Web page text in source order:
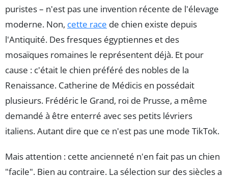
puristes – n'est pas une invention récente de l'élevage
moderne. Non, cette race de chien existe depuis
l'Antiquité. Des fresques égyptiennes et des
mosaïques romaines le représentent déjà. Et pour
cause : c'était le chien préféré des nobles de la
Renaissance. Catherine de Médicis en possédait
plusieurs. Frédéric le Grand, roi de Prusse, a même
demandé à être enterré avec ses petits lévriers
italiens. Autant dire que ce n'est pas une mode TikTok.
Mais attention : cette ancienneté n'en fait pas un chien
"facile". Bien au contraire. La sélection sur des siècles a